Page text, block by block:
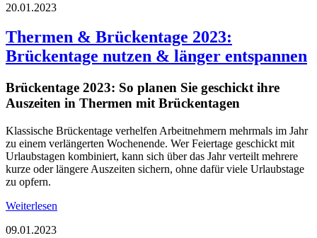
20.01.2023
Thermen & Brückentage 2023:
Brückentage nutzen & länger entspannen
Brückentage 2023: So planen Sie geschickt ihre
Auszeiten in Thermen mit Brückentagen
Klassische Brückentage verhelfen Arbeitnehmern mehrmals im Jahr
zu einem verlängerten Wochenende. Wer Feiertage geschickt mit
Urlaubstagen kombiniert, kann sich über das Jahr verteilt mehrere
kurze oder längere Auszeiten sichern, ohne dafür viele Urlaubstage
zu opfern.
Weiterlesen
09.01.2023